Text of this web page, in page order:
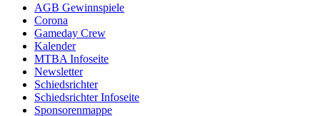
AGB Gewinnspiele
Corona
Gameday Crew
Kalender
MTBA Infoseite
Newsletter
Schiedsrichter
Schiedsrichter Infoseite
Sponsorenmappe